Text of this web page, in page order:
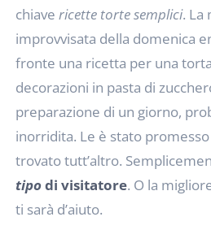
chiavericette torte semplici. La
improvvisata della domenica
fronte una ricetta per una
decorazioni in pasta di
preparazione di un giorno,
inorridita. Le è stato
trovato tutt’altro.
tipodi visitatore. O la
ti sarà d’aiuto.